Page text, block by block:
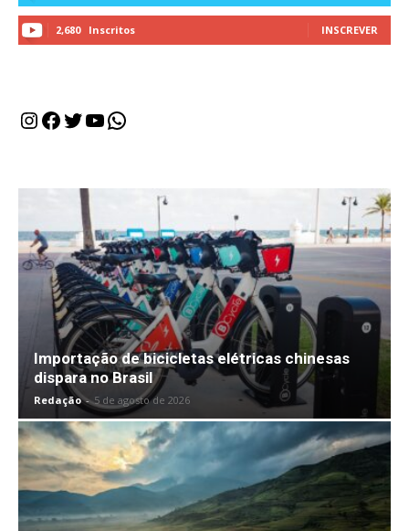
2,680 Inscritos INSCREVER
Instagram
Facebook
Twitter
Youtube
WhatsApp
Importação de bicicletas elétricas chinesas
dispara no Brasil
Redação - 5 de agosto de 2026